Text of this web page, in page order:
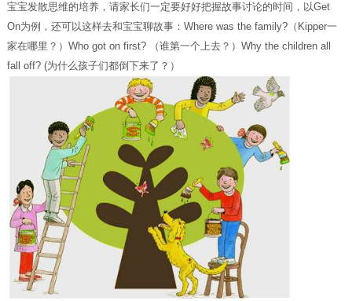
宝宝发散思维的培养，请家长们一定要好好把握故事讨论的时间，以Get
On为例，还可以这样去和宝宝聊故事：Where was the family?（Kipper一
家在哪里？）Who got on first? （谁第一个上去？）Why the children all
fall off? (为什么孩子们都倒下来了？）